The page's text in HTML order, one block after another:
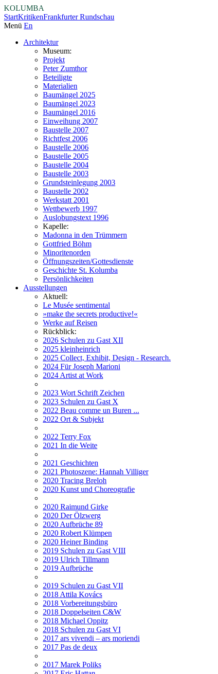
KOLUMBA
StartKritikenFrankfurter Rundschau
Menü En
Architektur
Museum:
Projekt
Peter Zumthor
Beteiligte
Materialien
Baumängel 2025
Baumängel 2023
Baumängel 2016
Einweihung 2007
Baustelle 2007
Richtfest 2006
Baustelle 2006
Baustelle 2005
Baustelle 2004
Baustelle 2003
Grundsteinlegung 2003
Baustelle 2002
Werkstatt 2001
Wettbewerb 1997
Auslobungstext 1996
Kapelle:
Madonna in den Trümmern
Gottfried Böhm
Minoritenorden
Öffnungszeiten/Gottesdienste
Geschichte St. Kolumba
Persönlichkeiten
Ausstellungen
Aktuell:
Le Musée sentimental
»make the secrets productive!«
Werke auf Reisen
Rückblick:
2026 Schulen zu Gast XII
2025 kleinheinrich
2025 Collect, Exhibit, Design - Research.
2024 Für Joseph Marioni
2024 Artist at Work
2023 Wort Schrift Zeichen
2023 Schulen zu Gast X
2022 Beau comme un Buren ...
2022 Ort & Subjekt
2022 Terry Fox
2021 In die Weite
2021 Geschichten
2021 Photoszene: Hannah Villiger
2020 Tracing Breloh
2020 Kunst und Choreografie
2020 Raimund Girke
2020 Der Ölzwerg
2020 Aufbrüche 89
2020 Robert Klümpen
2020 Heiner Binding
2019 Schulen zu Gast VIII
2019 Ulrich Tillmann
2019 Aufbrüche
2019 Schulen zu Gast VII
2018 Attila Kovács
2018 Vorbereitungsbüro
2018 Doppelseiten C&W
2018 Michael Oppitz
2018 Schulen zu Gast VI
2017 ars vivendi – ars moriendi
2017 Pas de deux
2017 Marek Poliks